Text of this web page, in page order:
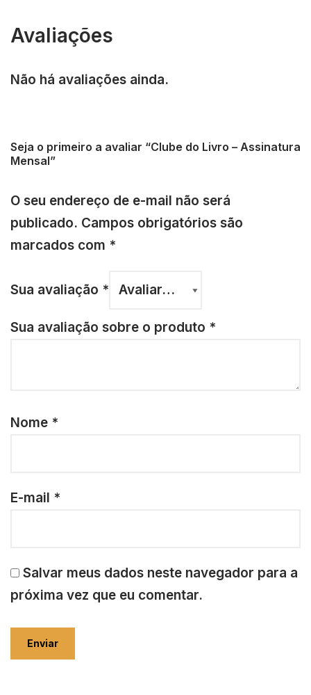
Avaliações
Não há avaliações ainda.
Seja o primeiro a avaliar “Clube do Livro – Assinatura
Mensal”
O seu endereço de e-mail não será
publicado. Campos obrigatórios são
marcados com *
Sua avaliação *
Sua avaliação sobre o produto *
Nome *
E-mail *
Salvar meus dados neste navegador para a
próxima vez que eu comentar.